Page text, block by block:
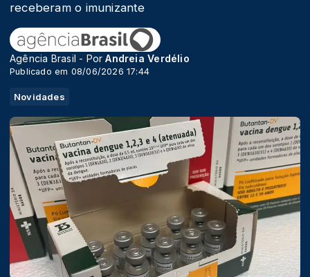
receberam o imunizante
Agência Brasil - PorAndreia Verdélio
Publicado em 08/06/2026 17:44
Novidades